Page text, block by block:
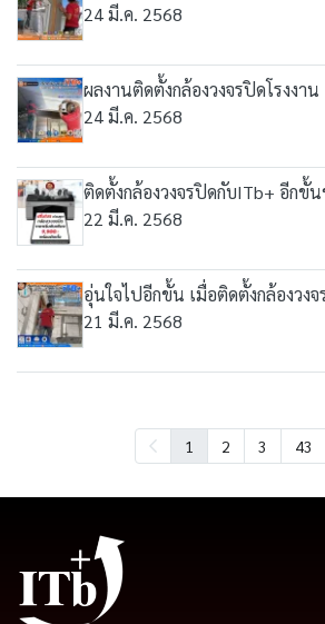
24 มี.ค. 2568
ผลงานติดตั้งกล้องวงจรปิดโรงงาน
24 มี.ค. 2568
ติดตั้งกล้องวงจรปิดกับITb+ อีกขั้
22 มี.ค. 2568
อุ่นใจไปอีกขั้น เมื่อติดตั้งกล้องวง
21 มี.ค. 2568
1 2 3 43